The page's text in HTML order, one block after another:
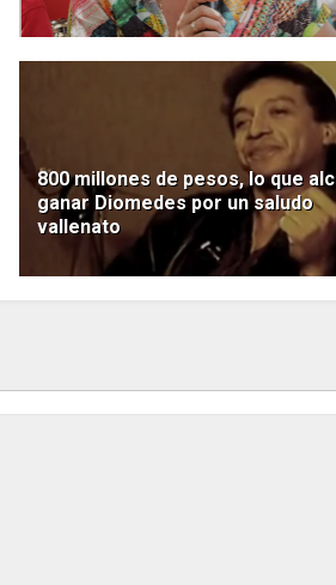
800 millones de pesos, lo que
ganar Diomedes por un saludo
vallenato